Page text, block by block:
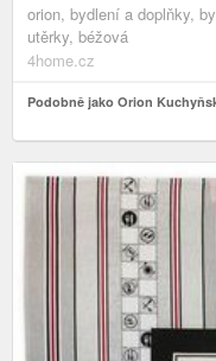
orion, bydlení a doplňky,
utěrky, béžová
4home.cz
Podobně jako Orion